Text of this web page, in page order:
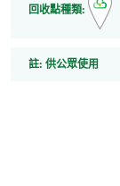
回收點種類:
註: 註
供公眾使用